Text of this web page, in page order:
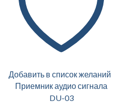
Добавить в список желаний
Приемник аудио сигнала
DU-03